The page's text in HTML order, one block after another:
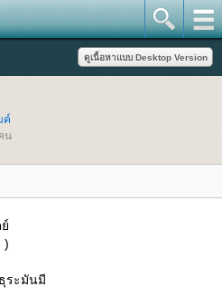
ค์
น
)
ระมันมี